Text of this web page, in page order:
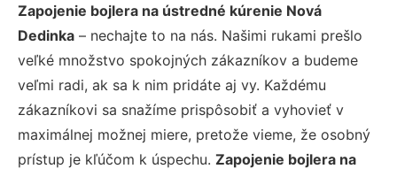
Zapojenie bojlera na ústredné kúrenie Nová
Dedinka – nechajte to na nás. Našimi rukami prešlo
veľké množstvo spokojných zákazníkov a budeme
veľmi radi, ak sa k nim pridáte aj vy. Každému
zákazníkovi sa snažíme prispôsobiť a vyhovieť v
maximálnej možnej miere, pretože vieme, že osobný
prístup je kľúčom k úspechu. Zapojenie bojlera na